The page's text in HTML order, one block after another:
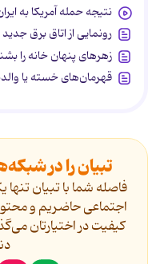
نتیجه حمله آمریکا به
رونمایی از اتاق برق جدید
زهرهای پنهان خانه را
قهرمان‌های خسته یا
تبیان را در
فاصله شما با تبیان
اجتماعی حاضریم و
کیفیت در اختیارتان